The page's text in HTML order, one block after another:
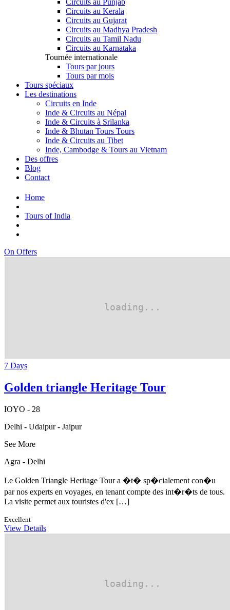
Circuits au Punjab
Circuits au Kerala
Circuits au Gujarat
Circuits au Madhya Pradesh
Circuits au Tamil Nadu
Circuits au Karnataka
Tournée internationale
Tours par jours
Tours par mois
Tours spéciaux
Les destinations
Circuits en Inde
Inde & Circuits au Népal
Inde & Circuits à Srilanka
Inde & Bhutan Tours Tours
Inde & Circuits au Tibet
Inde, Cambodge & Tours au Vietnam
Des offres
Blog
Contact
Home
Tours of India
On Offers
7 Days
Golden triangle Heritage Tour
IOYO - 28
Delhi - Udaipur - Jaipur
See More
Agra - Delhi
Le Golden Triangle Heritage Tour a �t� sp�cialement con�u
par nos experts en voyages, en tenant compte des int�r�ts de tous.
La visite permet aux touristes d'ex […]
Excellent
View Details